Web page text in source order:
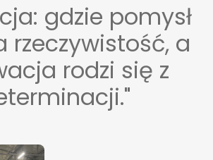
gdzie pomysł
rzeczywistość, a
rodzi się z